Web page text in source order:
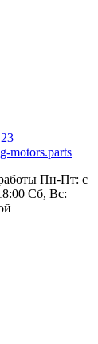
motors.parts
Пн-Пт: с
Сб, Вс: